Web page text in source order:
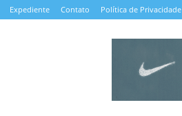
Expediente Contato Política de Privacidade